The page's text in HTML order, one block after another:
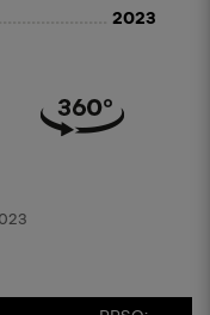
2023